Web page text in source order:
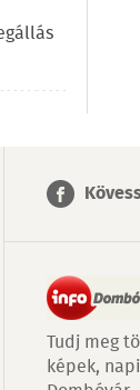
Tudj meg
képek,